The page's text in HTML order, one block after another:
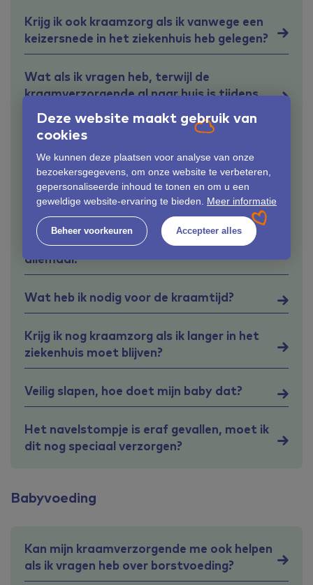
Deze website maakt gebruik van
cookies
We kunnen deze plaatsen voor analyse van onze
bezoekersgegevens, om onze website te verbeteren,
gepersonaliseerde inhoud te tonen en om u een
geweldige website-ervaring te bieden. Meer informatie
Beheer voorkeuren Accepteer alles
Krijg ik ook kraamzorg als ik vanwege een
keizersnede in het ziekenhuis heb gelegen?
Wat als ik vragen heb, terwijl de
kraamverzorgende al naar huis is tijdens
de kraamweek?
kraamtijd vragen heb?
Wat kost kraamzorg?
Wat doet mijn kraamverzorgende
allemaal?
Wat heb ik nodig voor de kraamtijd?
Krijg ik nog kraamzorg als ik langer in het
ziekenhuis moet blijven?
Veilig slapen, hoe doet mijn baby dat?
Het navelstompje is eraf gevallen, moet ik
dit nog speciaal verzorgen?
Babyvoeding
Kan mijn kraamverzorgende me ook helpen
als ik vragen heb over borstvoeding?